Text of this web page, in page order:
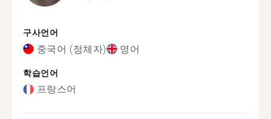
구사언어
중국어 (정체자) 영어
학습언어
프랑스어